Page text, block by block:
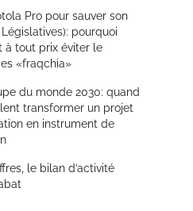
Pro pour sauver son
pourquoi
à tout prix éviter le
«fraqchia»
du monde 2030: quand
transformer un projet
en instrument de
le bilan d’activité